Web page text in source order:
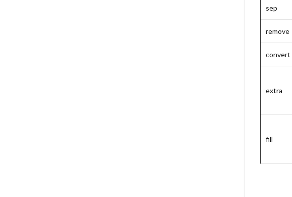
sep
remove
convert
extra
fill